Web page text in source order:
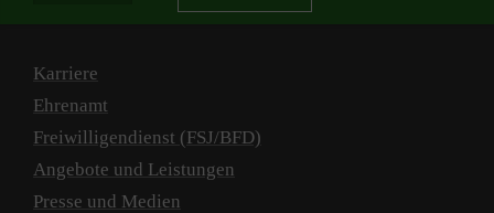
Karriere
Ehrenamt
Freiwilligendienst (FSJ/BFD)
Angebote und Leistungen
Presse und Medien